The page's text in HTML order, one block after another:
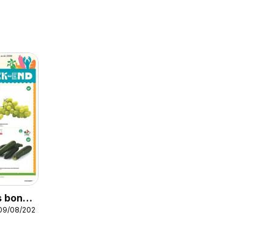
bons
08/2026